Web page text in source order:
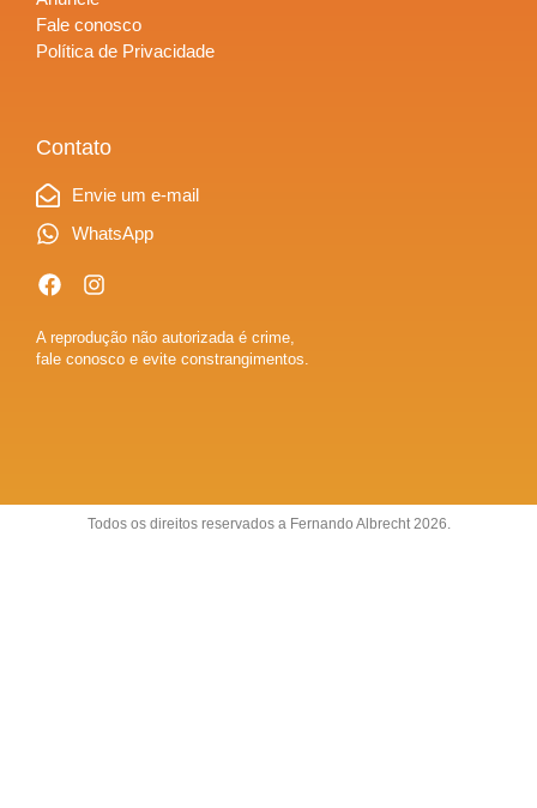
Fale conosco
Política de Privacidade
Contato
Envie um e-mail
WhatsApp
A reprodução não autorizada é crime,
fale conosco e evite constrangimentos.
Todos os direitos reservados a Fernando Albrecht 2026.